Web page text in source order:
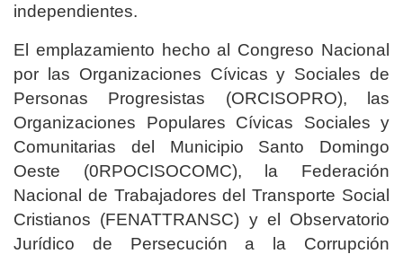
independientes.
El emplazamiento hecho al Congreso Nacional
por las Organizaciones Cívicas y Sociales de
Personas Progresistas (ORCISOPRO), las
Organizaciones Populares Cívicas Sociales y
Comunitarias del Municipio Santo Domingo
Oeste (0RPOCISOCOMC), la Federación
Nacional de Trabajadores del Transporte Social
Cristianos (FENATTRANSC) y el Observatorio
Jurídico de Persecución a la Corrupción